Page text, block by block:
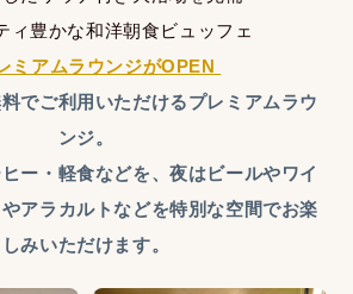
ィ豊かな和洋朝食ビュッフェ
ミアムラウンジがOPEN
でご利用いただけるプレミアムラウ
ンジ。
ー・軽食などを、夜はビールやワイ
アラカルトなどを特別な空間でお楽
しみいただけます。